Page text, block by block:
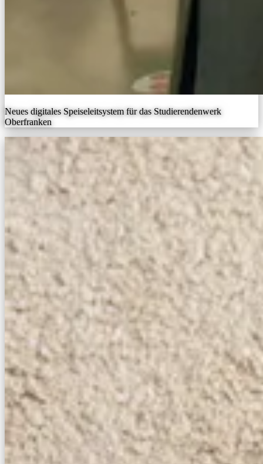
Neues digitales Speiseleitsystem für das Studierendenwerk
Oberfranken